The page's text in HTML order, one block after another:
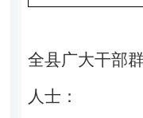
全县广大干部
人士：